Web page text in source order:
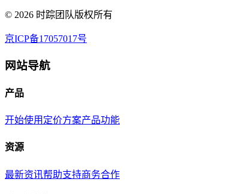
© 2026 时踪团队版权所有
京ICP备17057017号
网站导航
产品
开始使用 定价方案产品功能
资源
最新资讯帮助支持商务合作